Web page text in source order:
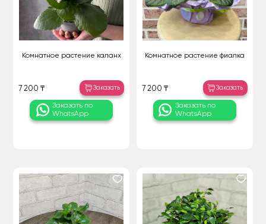
Комнатное растение каланх
7 200 ₸ Заказать
Заказать по
WhatsApp
Комнатное растение фиалка
7 200 ₸ Заказать
Заказать по
WhatsApp